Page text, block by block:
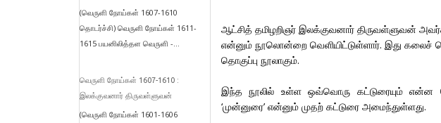
ஆட்சித் தமிழறிஞர் இலக்குவனார் திருவள்ளுவன்
என்னும் நூலொன்றை வெளியிட்டுள்ளார். இது
தொகுப்பு நூலாகும்.
இந்த நூலில் உள்ள ஒவ்வொரு கட்டுரையும் என்ன
‘முன்னுரை’ என்னும் முதற் கட்டுரை அமைந்துள்ளது.
(வெருளி நோய்கள் 1607-1610
தொடர்ச்சி) வெருளி நோய்கள் 1611-
1615 பயனிலித்தள வெருளி -...
வெருளி நோய்கள் 1607-1610 :
இலக்குவனார் திருவள்ளுவன்
(வெருளி நோய்கள் 1601-1606